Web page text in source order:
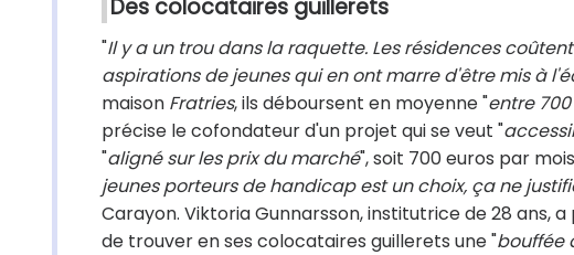
Des colocataires guillerets
"Il y a un trou dans la raquette. Les résidences
aspirations de jeunes qui en ont marre d'être mis à
maison Fratries, ils déboursent en moyenne "entre
précise le cofondateur d'un projet qui se veut "
"aligné sur les prix du marché", soit 700 euros par
jeunes porteurs de handicap est un choix, ça ne
Carayon. Viktoria Gunnarsson, institutrice de 28 ans, a
de trouver en ses colocataires guillerets une "bouffée